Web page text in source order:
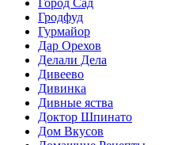
Город Сад
Гродфуд
Гурмайор
Дар Орехов
Делали Дела
Дивеево
Дивинка
Дивные яства
Доктор Шпинато
Дом Вкусов